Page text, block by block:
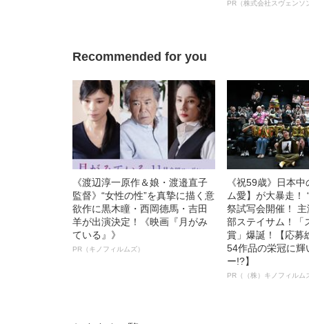
PR（株式会社スヴェンソ
Recommended for you
《渡辺淳一原作＆娘・渡邉直子
監督》“女性の性”を真摯に描く意
欲作に黒木瞳・西岡德馬・吉田
羊が出演決定！《映画『月がみ
ている』》
PR（キノフィルムズ）
《祝59歳》日本
ム愛】が大暴走！
祭試写会開催！
部ステイサム！「
賞」爆誕！【応募
54作品の栄冠に輝
ー!?】
PR（（株）キノフィルム